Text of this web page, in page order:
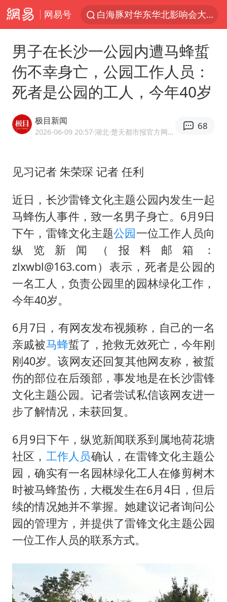
网易号
白海豚对华东华北影响会大于巴威
以拒绝“和平委员会”的加沙和平计划
独闯南太行的失联女生最后轨迹已确认
上门女婿出轨女邻居多年被判重婚罪
浙江省甬江发生2026年第1号洪水
暑期研学游升温 在旅途中增长知识
猫咪过火把节被抹成黑猫
宝妈给四胞胎取名平安喜乐
BLG经理辟谣Bin离队
总书记点赞的非遗苗绣焕发新生机
男子在长沙一公园内遭马蜂蜇
伤不幸身亡，公园工作人员：
死者是公园的工人，今年40岁
极目新闻
2026-06-09 20:57·湖北 ·楚天都市报官方网易号
68
见习记者 朱荣琛 记者 任利
近日，长沙雷锋文化主题公园内发生一起
马蜂伤人事件，致一名男子身亡。6月9日
下午，雷锋文化主题公园一位工作人员向
纵览新闻（报料邮箱：
zlxwbl@163.com）表示，死者是公园的
一名工人，负责公园里的园林绿化工作，
今年40岁。
6月7日，有网友发布视频称，自己的一名
亲戚被马蜂蜇了，抢救无效死亡，今年刚
刚40岁。该网友还回复其他网友称，被蜇
伤的部位在后颈部，事发地是在长沙雷锋
文化主题公园。记者尝试私信该网友进一
步了解情况，未获回复。
6月9日下午，纵览新闻联系到属地荷花塘
社区， 工作人员确认，在雷锋文化主题公
园，确实有一名园林绿化工人在修剪树木
时被马蜂蛰伤，大概发生在6月4日，但后
续的情况她并不掌握。她建议记者询问公
园的管理方，并提供了雷锋文化主题公园
一位工作人员的联系方式。